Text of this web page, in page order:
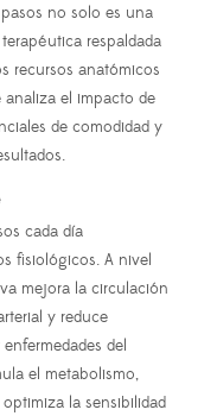
no solo es una
respaldada
recursos anatómicos
analiza el impacto de
de comodidad y
cada día
fisiológicos. A nivel
mejora la circulación
y reduce
del
el metabolismo,
la sensibilidad